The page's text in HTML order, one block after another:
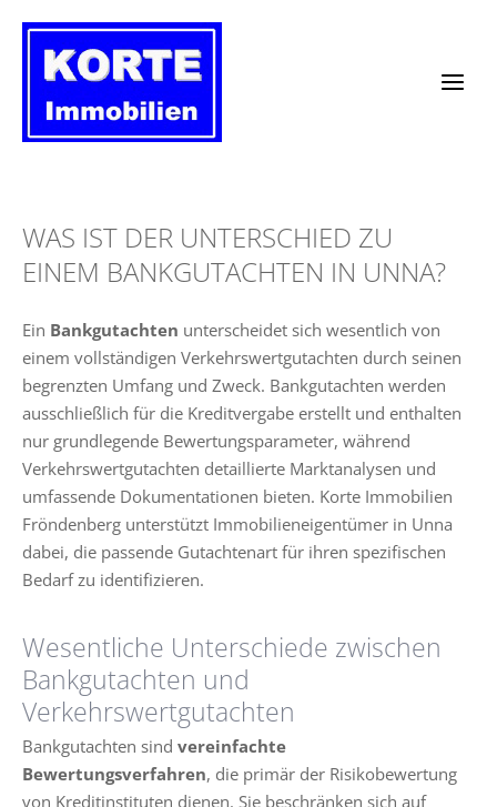
Inhalt
springen
WAS IST DER UNTERSCHIED ZU
EINEM BANKGUTACHTEN IN UNNA?
Ein Bankgutachten unterscheidet sich wesentlich von
einem vollständigen Verkehrswertgutachten durch seinen
begrenzten Umfang und Zweck. Bankgutachten werden
ausschließlich für die Kreditvergabe erstellt und enthalten
nur grundlegende Bewertungsparameter, während
Verkehrswertgutachten detaillierte Marktanalysen und
umfassende Dokumentationen bieten. Korte Immobilien
Fröndenberg unterstützt Immobilieneigentümer in Unna
dabei, die passende Gutachtenart für ihren spezifischen
Bedarf zu identifizieren.
Wesentliche Unterschiede zwischen
Bankgutachten und
Verkehrswertgutachten
Bankgutachten sind vereinfachte
Bewertungsverfahren, die primär der Risikobewertung
von Kreditinstituten dienen. Sie beschränken sich auf